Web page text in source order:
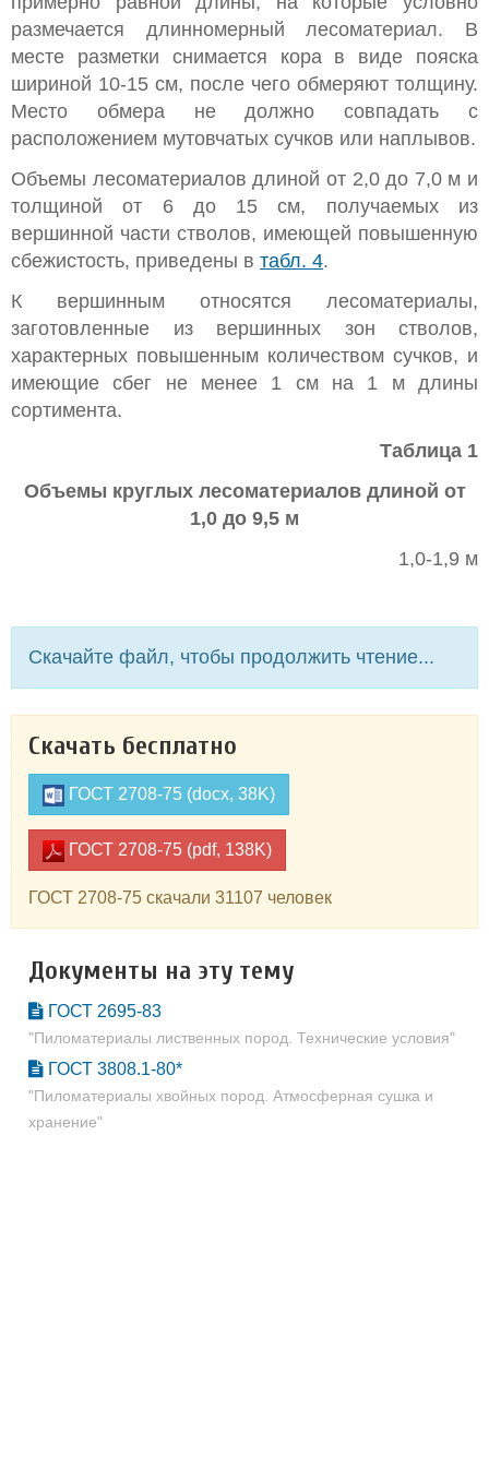
размечается длинномерный лесоматериал. В
месте разметки снимается кора в виде пояска
шириной 10-15 см, после чего обмеряют толщину.
Место обмера не должно совпадать с
расположением мутовчатых сучков или наплывов.
Объемы лесоматериалов длиной от 2,0 до 7,0 м и
толщиной от 6 до 15 см, получаемых из
вершинной части стволов, имеющей повышенную
сбежистость, приведены в табл. 4.
К вершинным относятся лесоматериалы,
заготовленные из вершинных зон стволов,
характерных повышенным количеством сучков, и
имеющие сбег не менее 1 см на 1 м длины
сортимента.
Таблица 1
Объемы круглых лесоматериалов длиной от
1,0 до 9,5 м
1,0-1,9 м
Скачайте файл, чтобы продолжить чтение...
Скачать бесплатно
ГОСТ 2708-75 (docx, 38K)
ГОСТ 2708-75 (pdf, 138K)
ГОСТ 2708-75 скачали 31107 человек
Документы на эту тему
ГОСТ 2695-83
"Пиломатериалы лиственных пород. Технические условия"
ГОСТ 3808.1-80*
"Пиломатериалы хвойных пород. Атмосферная сушка и
хранение"